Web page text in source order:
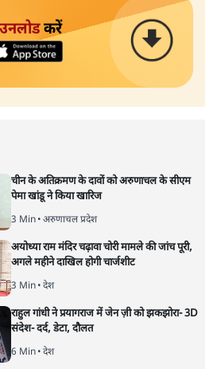
करें
चीन के अतिक्रमण के दावों को अरुणाचल के सीएम
पेमा खांडू ने किया खारिज
3 Min• अरुणाचल प्रदेश
अयोध्या राम मंदिर चढ़ावा चोरी मामले की जांच पूरी,
अगले महीने दाखिल होगी चार्जशीट
3 Min• देश
राहुल गांधी ने प्रयागराज में जेन ज़ी को झकझोरा- 3D
संदेश- दर्द, डेटा, दौलत
6 Min• देश